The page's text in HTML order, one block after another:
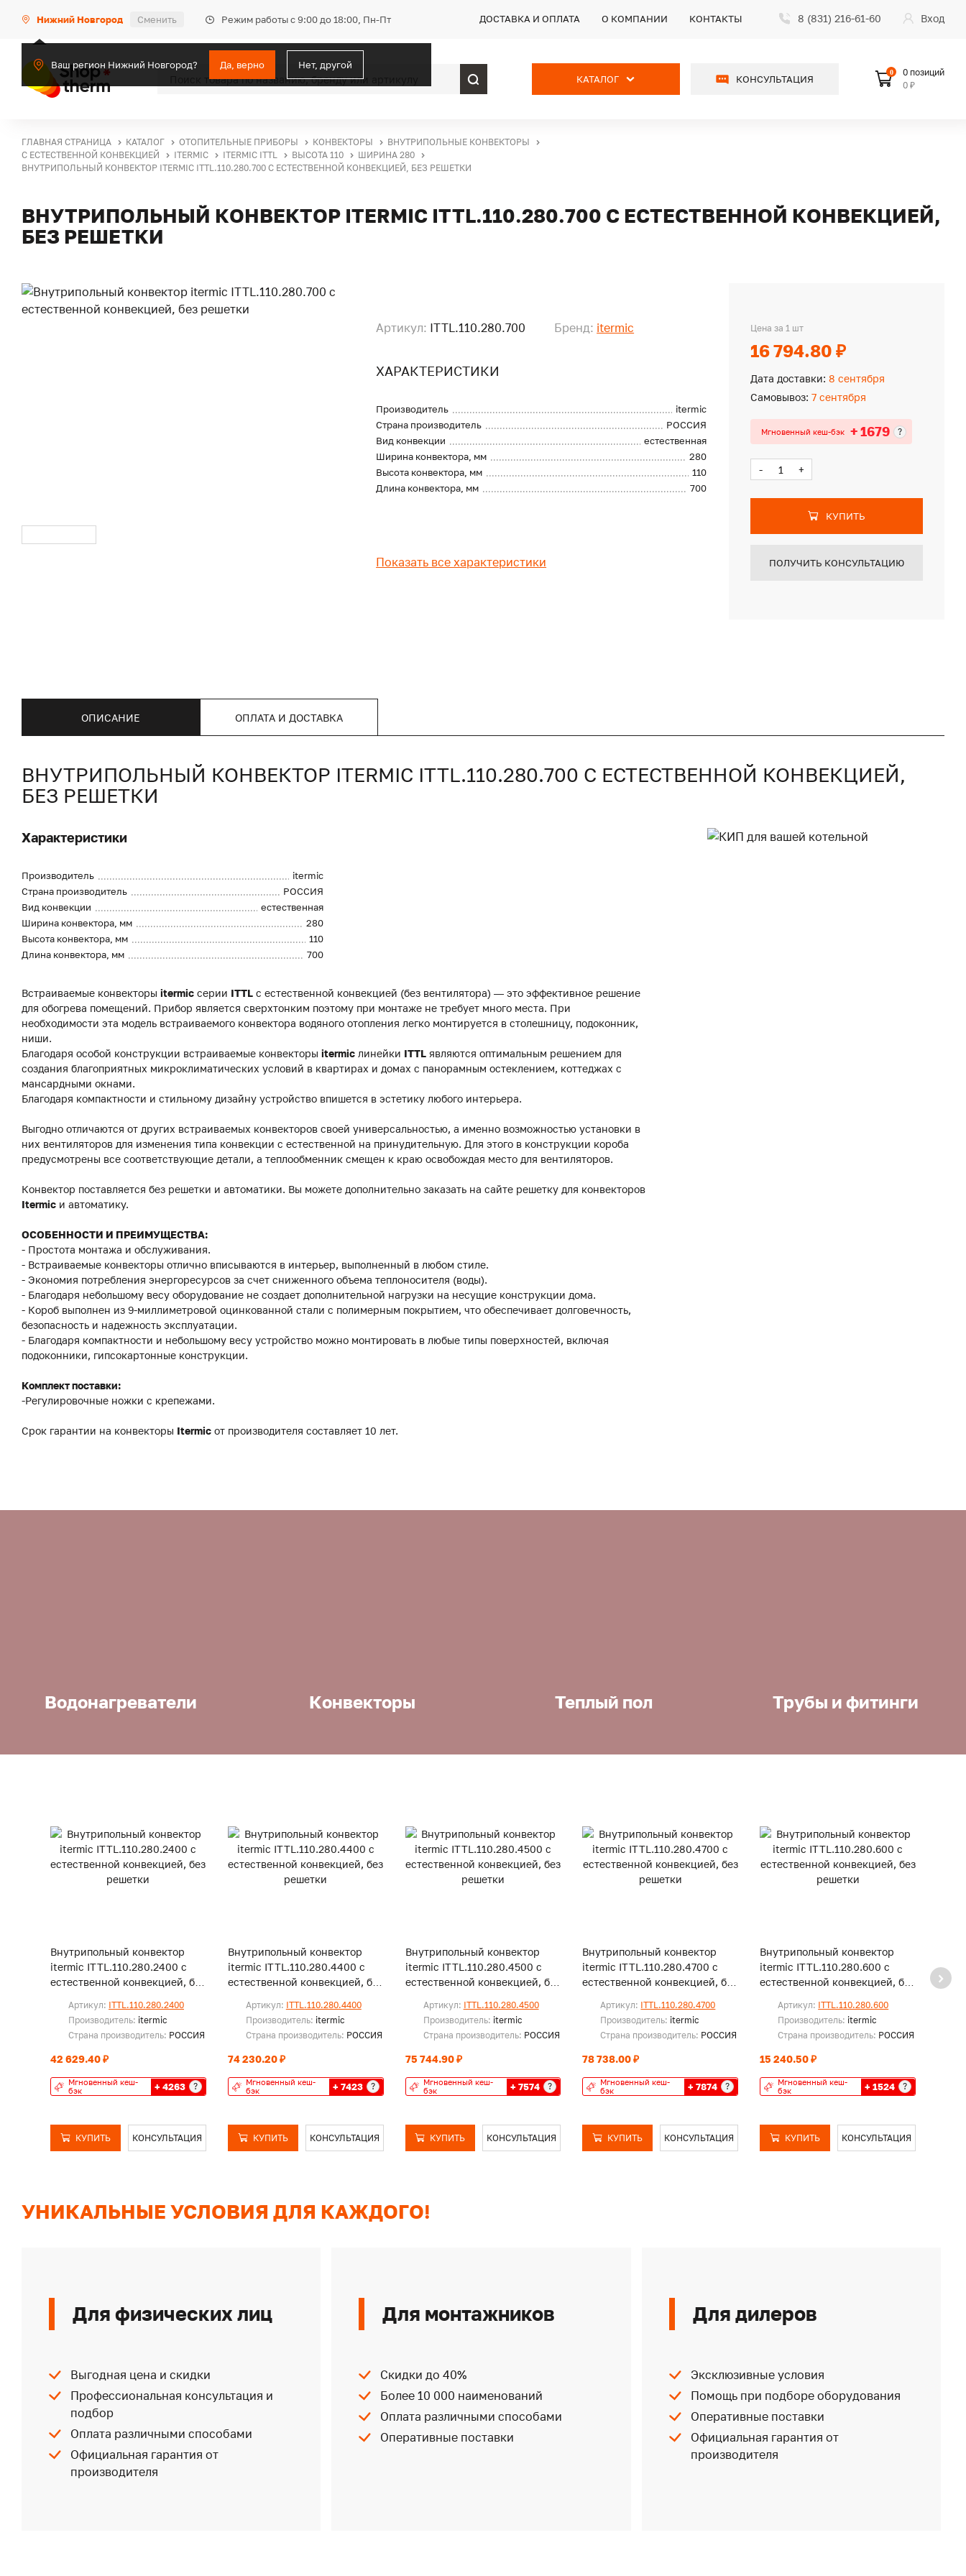
Нижний Новгород Сменить Режим работы с 9:00 до 18:00, Пн-Пт
Ваш регион Нижний Новгород? Да, верно Нет, другой
ДОСТАВКА И ОПЛАТА О КОМПАНИИ КОНТАКТЫ 8 (831) 216-61-60 Вход
КАТАЛОГ КОНСУЛЬТАЦИЯ
0
0 позиций
0 ₽
ГЛАВНАЯ СТРАНИЦА КАТАЛОГ ОТОПИТЕЛЬНЫЕ ПРИБОРЫ КОНВЕКТОРЫ
ВНУТРИПОЛЬНЫЕ КОНВЕКТОРЫ
С ЕСТЕСТВЕННОЙ КОНВЕКЦИЕЙ
ITERMIC ITERMIC ITTL ВЫСОТА 110
ШИРИНА 280
ВНУТРИПОЛЬНЫЙ КОНВЕКТОР ITERMIC ITTL.110.280.700 С ЕСТЕСТВЕННОЙ КОНВЕКЦИЕЙ, БЕЗ РЕШЕТКИ
ВНУТРИПОЛЬНЫЙ КОНВЕКТОР ITERMIC ITTL.110.280.700 С ЕСТЕСТВЕННОЙ КОНВЕКЦИЕЙ,
БЕЗ РЕШЕТКИ
Артикул: ITTL.110.280.700 Бренд: itermic
ХАРАКТЕРИСТИКИ
Производитель
itermic
Страна производитель
РОССИЯ
Вид конвекции
естественная
Ширина конвектора, мм
280
Высота конвектора, мм
110
Длина конвектора, мм
700
Показать все характеристики
Цена за 1 шт
16 794.80 ₽
Дата доставки: 8 сентября
Самовывоз: 7 сентября
Мгновенный кеш-бэк + 1679 ?
- +
КУПИТЬ
ПОЛУЧИТЬ КОНСУЛЬТАЦИЮ
ОПИСАНИЕ ОПЛАТА И ДОСТАВКА
ВНУТРИПОЛЬНЫЙ КОНВЕКТОР ITERMIC ITTL.110.280.700 С ЕСТЕСТВЕННОЙ КОНВЕКЦИЕЙ,
БЕЗ РЕШЕТКИ
Характеристики
Производитель
itermic
Страна производитель
РОССИЯ
Вид конвекции
естественная
Ширина конвектора, мм
280
Высота конвектора, мм
110
Длина конвектора, мм
700
Встраиваемые конвекторы itermic серии ITTL с естественной конвекцией (без вентилятора) — это эффективное решение
для обогрева помещений. Прибор является сверхтонким поэтому при монтаже не требует много места. При
необходимости эта модель встраиваемого конвектора водяного отопления легко монтируется в столешницу, подоконник,
ниши.
Благодаря особой конструкции встраиваемые конвекторы itermic линейки ITTL являются оптимальным решением для
создания благоприятных микроклиматических условий в квартирах и домах с панорамным остеклением, коттеджах с
мансардными окнами.
Благодаря компактности и стильному дизайну устройство впишется в эстетику любого интерьера.
Выгодно отличаются от других встраиваемых конвекторов своей универсальностью, а именно возможностью установки в
них вентиляторов для изменения типа конвекции с естественной на принудительную. Для этого в конструкции короба
предусмотрены все соответствующие детали, а теплообменник смещен к краю освобождая место для вентиляторов.
Конвектор поставляется без решетки и автоматики. Вы можете дополнительно заказать на сайте решетку для конвекторов
Itermic и автоматику.
ОСОБЕННОСТИ И ПРЕИМУЩЕСТВА:
- Простота монтажа и обслуживания.
- Встраиваемые конвекторы отлично вписываются в интерьер, выполненный в любом стиле.
- Экономия потребления энергоресурсов за счет сниженного объема теплоносителя (воды).
- Благодаря небольшому весу оборудование не создает дополнительной нагрузки на несущие конструкции дома.
- Короб выполнен из 9-миллиметровой оцинкованной стали с полимерным покрытием, что обеспечивает долговечность,
безопасность и надежность эксплуатации.
- Благодаря компактности и небольшому весу устройство можно монтировать в любые типы поверхностей, включая
подоконники, гипсокартонные конструкции.
Комплект поставки:
-Регулировочные ножки с крепежами.
Срок гарантии на конвекторы Itermic от производителя составляет 10 лет.
Водонагреватели Конвекторы Теплый пол Трубы и фитинги
Внутрипольный конвектор
itermic ITTL.110.280.2400 с
естественной конвекцией, без
Артикул: ITTL.110.280.2400
Производитель: itermic
Страна производитель: РОССИЯ
42 629.40 ₽
Мгновенный кеш-
бэк
+ 4263 ?
КУПИТЬ КОНСУЛЬТАЦИЯ
Внутрипольный конвектор
itermic ITTL.110.280.4400 с
естественной конвекцией, без
Артикул: ITTL.110.280.4400
Производитель: itermic
Страна производитель: РОССИЯ
74 230.20 ₽
Мгновенный кеш-
бэк
+ 7423 ?
КУПИТЬ КОНСУЛЬТАЦИЯ
Внутрипольный конвектор
itermic ITTL.110.280.4500 с
естественной конвекцией, без
Артикул: ITTL.110.280.4500
Производитель: itermic
Страна производитель: РОССИЯ
75 744.90 ₽
Мгновенный кеш-
бэк
+ 7574 ?
КУПИТЬ КОНСУЛЬТАЦИЯ
Внутрипольный конвектор
itermic ITTL.110.280.4700 с
естественной конвекцией, без
Артикул: ITTL.110.280.4700
Производитель: itermic
Страна производитель: РОССИЯ
78 738.00 ₽
Мгновенный кеш-
бэк
+ 7874 ?
КУПИТЬ КОНСУЛЬТАЦИЯ
Внутрипольный конвектор
itermic ITTL.110.280.600 с
естественной конвекцией, без
Артикул: ITTL.110.280.600
Производитель: itermic
Страна производитель: РОССИЯ
15 240.50 ₽
Мгновенный кеш-
бэк
+ 1524 ?
КУПИТЬ КОНСУЛЬТАЦИЯ
УНИКАЛЬНЫЕ УСЛОВИЯ ДЛЯ КАЖДОГО!
Для физических лиц
Выгодная цена и скидки
Профессиональная консультация и
подбор
Оплата различными способами
Официальная гарантия от
производителя
Для монтажников
Скидки до 40%
Более 10 000 наименований
Оплата различными способами
Оперативные поставки
Для дилеров
Эксклюзивные условия
Помощь при подборе оборудования
Оперативные поставки
Официальная гарантия от
производителя